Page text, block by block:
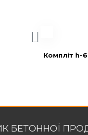
Компліт h-
БЕТОННОЇ